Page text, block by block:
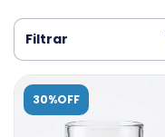
Filtrar
30%OFF